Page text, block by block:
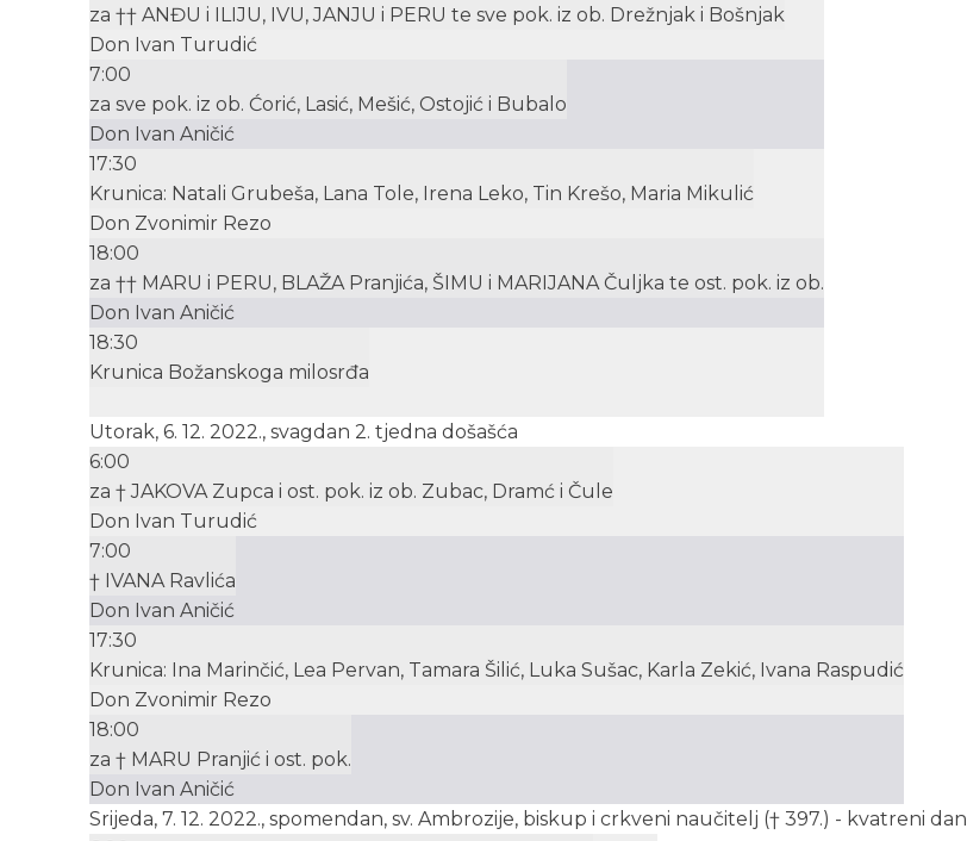
za †† ANĐU i ILIJU, IVU, JANJU i PERU te sve pok. iz ob. Drežnjak i Bošnjak
Don Ivan Turudić
7:00
za sve pok. iz ob. Ćorić, Lasić, Mešić, Ostojić i Bubalo
Don Ivan Aničić
17:30
Krunica: Natali Grubeša, Lana Tole, Irena Leko, Tin Krešo, Maria Mikulić
Don Zvonimir Rezo
18:00
za †† MARU i PERU, BLAŽA Pranjića, ŠIMU i MARIJANA Čuljka te ost. pok. iz ob.
Don Ivan Aničić
18:30
Krunica Božanskoga milosrđa
Utorak, 6. 12. 2022., svagdan 2. tjedna došašća
6:00
za † JAKOVA Zupca i ost. pok. iz ob. Zubac, Dramć i Čule
Don Ivan Turudić
7:00
† IVANA Ravlića
Don Ivan Aničić
17:30
Krunica: Ina Marinčić, Lea Pervan, Tamara Šilić, Luka Sušac, Karla Zekić, Ivana Raspudić
Don Zvonimir Rezo
18:00
za † MARU Pranjić i ost. pok.
Don Ivan Aničić
Srijeda, 7. 12. 2022., spomendan, sv. Ambrozije, biskup i crkveni naučitelj († 397.) - kvatreni dan